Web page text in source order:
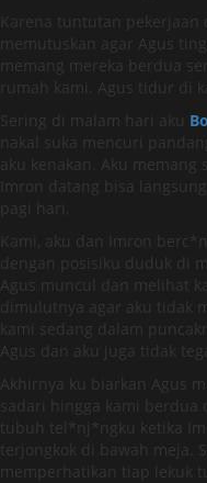
Karena tuntutan
memutuskan agar Agus
memang mereka berdua
rumah kami. Agus tidur di
Sering di malam hari aku
nakal suka mencuri
aku kenakan. Aku
Imron datang bisa
pagi hari,
Kami, aku dan Imron
dengan posisiku duduk di
Agus muncul dan melihat
dimulutnya agar aku tidak
kami sedang dalam
Agus dan aku juga tidak
Akhirnya ku biarkan Agus
sadari hingga kami berdua
tubuh tel*nj*ngku ketika
terjongkok di bawah meja.
memperhatikan tiap lekuk